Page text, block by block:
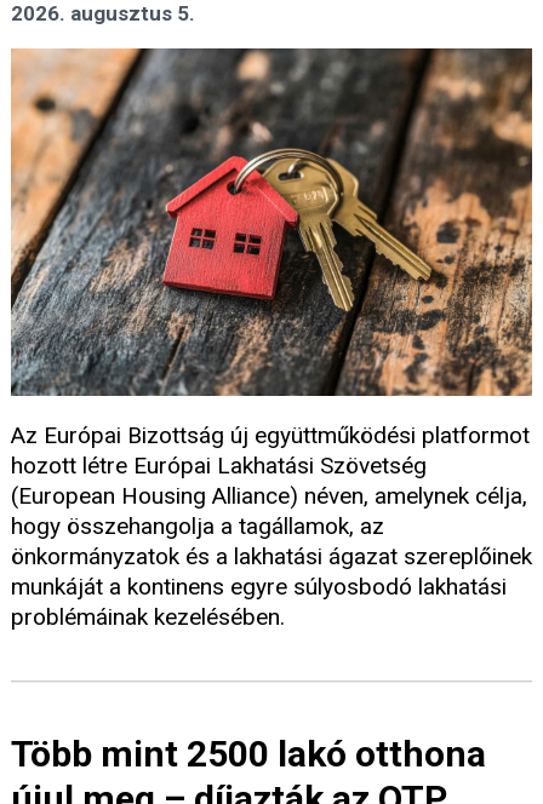
2026. augusztus 5.
Az Európai Bizottság új együttműködési platformot
hozott létre Európai Lakhatási Szövetség
(European Housing Alliance) néven, amelynek célja,
hogy összehangolja a tagállamok, az
önkormányzatok és a lakhatási ágazat szereplőinek
munkáját a kontinens egyre súlyosbodó lakhatási
problémáinak kezelésében.
Több mint 2500 lakó otthona